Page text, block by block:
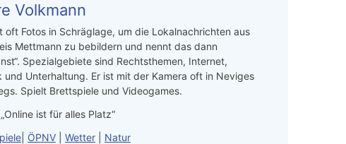
Volkmann
oft Fotos in Schräglage, um die Lokalnachrichten aus
Mettmann zu bebildern und nennt das dann
Spezialgebiete sind Rechtsthemen, Internet,
und Unterhaltung. Er ist mit der Kamera oft in Neviges
Spielt Brettspiele und Videogames.
ist für alles Platz“
ÖPNV Wetter
Natur